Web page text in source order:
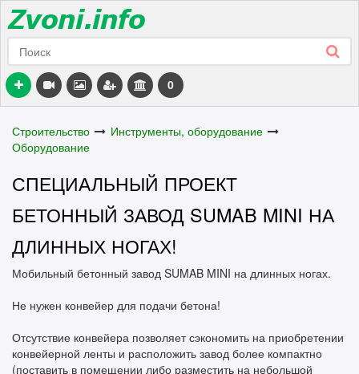
0
Строительство
Инструменты, оборудование
Оборудование
СПЕЦИАЛЬНЫЙ ПРОЕКТ
БЕТОННЫЙ ЗАВОД SUMAB MINI НА
ДЛИННЫХ НОГАХ!
Мобильный бетонный завод SUMAB MINI на длинных ногах.
Не нужен конвейер для подачи бетона!
Отсутствие конвейера позволяет сэкономить на приобретении
конвейерной ленты и расположить завод более компактно
(поставить в помещении либо разместить на небольшой